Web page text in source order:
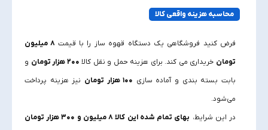
محاسبه هزینه واقعی کالا
فرض کنید فروشگاهی یک دستگاه قهوه‌ ساز را با قیمت
۸ میلیون
تومان خریداری می‌ کند. برای هزینه حمل و نقل کالا ۲۰۰ هزار تومان
و
بابت بسته‌ بندی و آماده‌ سازی ۱۰۰ هزار تومان
نیز هزینه پرداخت
می‌شود.
در این شرایط، بهای تمام شده این کالا ۸ میلیون و ۳۰۰ هزار تومان